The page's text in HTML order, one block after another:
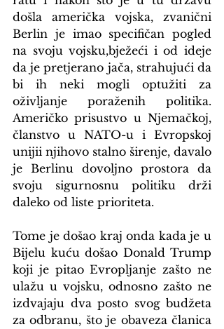
došla američka vojska, zvanični
Berlin je imao specifičan pogled
na svoju vojsku,bježeći i od ideje
da je pretjerano jača, strahujući da
bi ih neki mogli optužiti za
oživljanje poraženih politika.
Američko prisustvo u Njemačkoj,
članstvo u NATO-u i Evropskoj
unijii njihovo stalno širenje, davalo
je Berlinu dovoljno prostora da
svoju sigurnosnu politiku drži
daleko od liste prioriteta.
Tome je došao kraj onda kada je u
Bijelu kuću došao Donald Trump
koji je pitao Evropljanje zašto ne
ulažu u vojsku, odnosno zašto ne
izdvajaju dva posto svog budžeta
za odbranu, što je obaveza članica